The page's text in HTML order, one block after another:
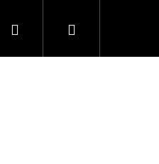
Přihlášení Nákupní